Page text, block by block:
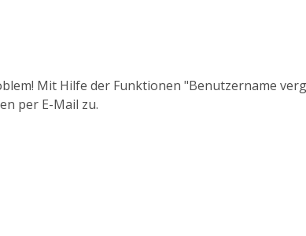
Mit Hilfe der Funktionen "Benutzername
per E-Mail zu.